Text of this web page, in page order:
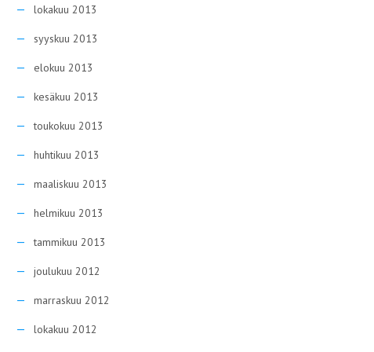
lokakuu 2013
syyskuu 2013
elokuu 2013
kesäkuu 2013
toukokuu 2013
huhtikuu 2013
maaliskuu 2013
helmikuu 2013
tammikuu 2013
joulukuu 2012
marraskuu 2012
lokakuu 2012